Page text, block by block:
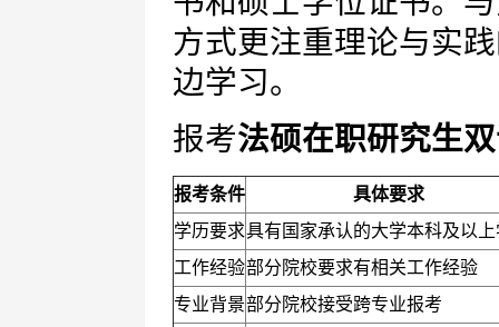
方式更注重理论与实
边学习。
报考法硕在职研究生
报考条件
具体要求
学历要求具有国家承认的大学本科及以
工作经验部分院校要求有相关工作经验
专业背景部分院校接受跨专业报考